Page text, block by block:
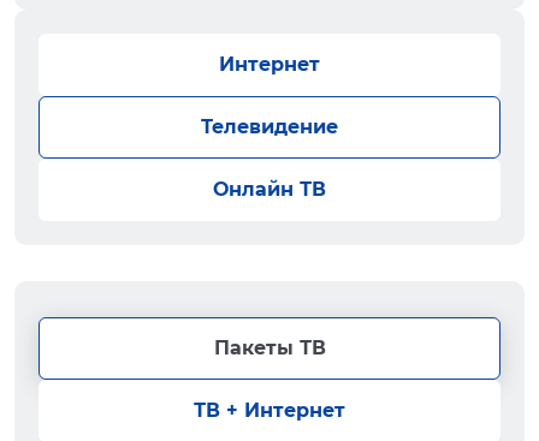
Интернет
Телевидение
Онлайн ТВ
Пакеты ТВ
ТВ + Интернет